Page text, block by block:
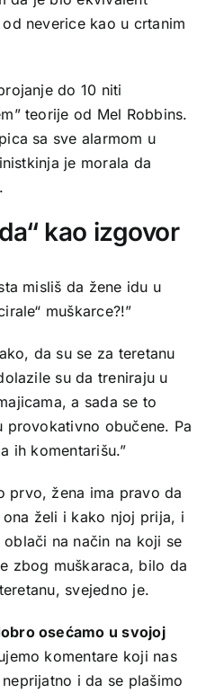
neverice kao u crtanim
do 10 niti
teorije od Mel Robbins.
sa sve alarmom u
je morala da
kao izgovor
misliš da žene idu u
muškarce?!”
da su se za teretanu
su da treniraju u
a sada se to
provokativno obučene. Pa
ih komentarišu.”
prvo, žena ima pravo da
želi i kako njoj prija, i
na način na koji se
zbog muškaraca, bilo da
svejedno je.
osećamo u svojoj
komentare koji nas
i da se plašimo